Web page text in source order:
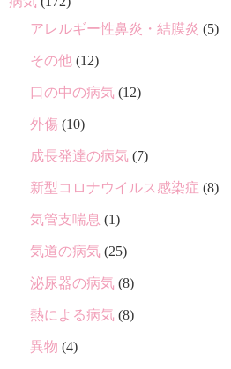
アレルギー性鼻炎・結膜炎 (5)
その他 (12)
口の中の病気 (12)
外傷 (10)
成長発達の病気 (7)
新型コロナウイルス感染症 (8)
気管支喘息 (1)
気道の病気 (25)
泌尿器の病気 (8)
熱による病気 (8)
異物 (4)